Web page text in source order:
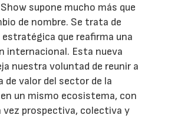
supone mucho más que
de nombre. Se trata de
que reafirma una
internacional. Esta nueva
nuestra voluntad de reunir a
de valor del sector de la
un mismo ecosistema, con
vez prospectiva, colectiva y